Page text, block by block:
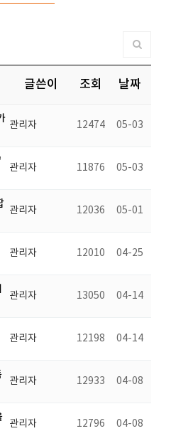
글쓴이 조회 날짜
관리자 12474 05-03
관리자 11876 05-03
관리자 12036 05-01
관리자 12010 04-25
관리자 13050 04-14
관리자 12198 04-14
관리자 12933 04-08
관리자 12796 04-08